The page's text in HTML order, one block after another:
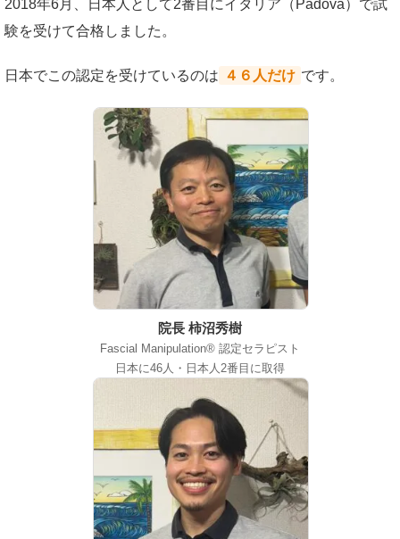
2018年6月、日本人として2番目にイタリア（Padova）で試
験を受けて合格しました。
日本でこの認定を受けているのは ４６人だけ です。
院長 柿沼秀樹
Fascial Manipulation® 認定セラピスト
日本に46人・日本人2番目に取得